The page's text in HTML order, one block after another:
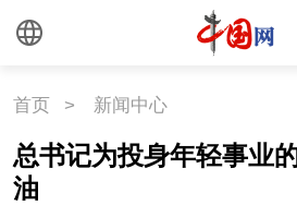
首页 > 新闻中心
总书记为投身年轻事业
油